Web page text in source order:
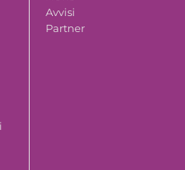
Avvisi
Partner